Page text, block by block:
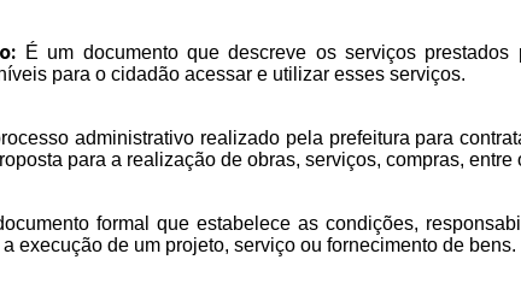
É um documento que descreve os serviços
para o cidadão acessar e utilizar esses serviços.
administrativo realizado pela prefeitura para
para a realização de obras, serviços, compras, entre
formal que estabelece as condições,
execução de um projeto, serviço ou fornecimento de bens.